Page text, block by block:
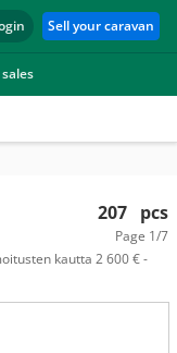
Sell your caravan
207 pcs
Page 1/7
kautta 2 600 € -